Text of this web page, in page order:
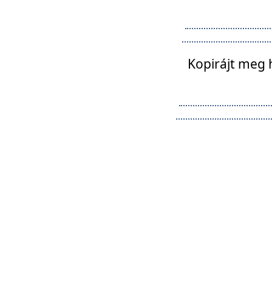
Kopirájt meg